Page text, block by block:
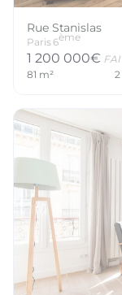
Rue Stanislas
Paris6ème
1 200 000€ FAI
81 m² 2